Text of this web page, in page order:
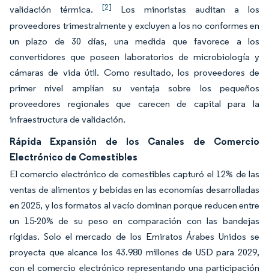
validación térmica. [2]
Los minoristas auditan a los
proveedores trimestralmente y excluyen a los no conformes en
un plazo de 30 días, una medida que favorece a los
convertidores que poseen laboratorios de microbiología y
cámaras de vida útil. Como resultado, los proveedores de
primer nivel amplían su ventaja sobre los pequeños
proveedores regionales que carecen de capital para la
infraestructura de validación.
Rápida Expansión de los Canales de Comercio
Electrónico de Comestibles
El comercio electrónico de comestibles capturó el 12% de las
ventas de alimentos y bebidas en las economías desarrolladas
en 2025, y los formatos al vacío dominan porque reducen entre
un 15-20% de su peso en comparación con las bandejas
rígidas. Solo el mercado de los Emiratos Árabes Unidos se
proyecta que alcance los 43.980 millones de USD para 2029,
con el comercio electrónico representando una participación